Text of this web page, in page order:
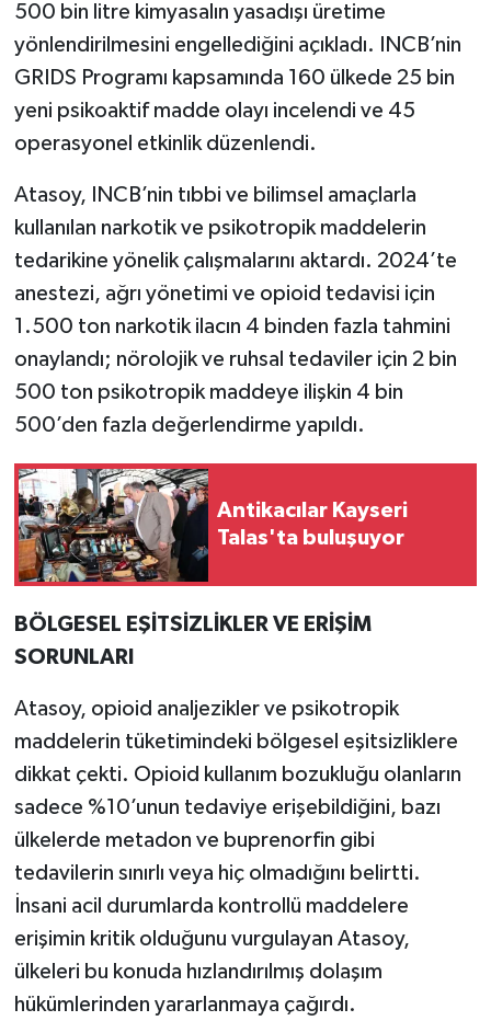
500 bin litre kimyasalın yasadışı üretime
yönlendirilmesini engellediğini açıkladı. INCB’nin
GRIDS Programı kapsamında 160 ülkede 25 bin
yeni psikoaktif madde olayı incelendi ve 45
operasyonel etkinlik düzenlendi.
Atasoy, INCB’nin tıbbi ve bilimsel amaçlarla
kullanılan narkotik ve psikotropik maddelerin
tedarikine yönelik çalışmalarını aktardı. 2024’te
anestezi, ağrı yönetimi ve opioid tedavisi için
1.500 ton narkotik ilacın 4 binden fazla tahmini
onaylandı; nörolojik ve ruhsal tedaviler için 2 bin
500 ton psikotropik maddeye ilişkin 4 bin
500’den fazla değerlendirme yapıldı.
Antikacılar Kayseri
Talas'ta buluşuyor
BÖLGESEL EŞİTSİZLİKLER VE ERİŞİM
SORUNLARI
Atasoy, opioid analjezikler ve psikotropik
maddelerin tüketimindeki bölgesel eşitsizliklere
dikkat çekti. Opioid kullanım bozukluğu olanların
sadece %10’unun tedaviye erişebildiğini, bazı
ülkelerde metadon ve buprenorfin gibi
tedavilerin sınırlı veya hiç olmadığını belirtti.
İnsani acil durumlarda kontrollü maddelere
erişimin kritik olduğunu vurgulayan Atasoy,
ülkeleri bu konuda hızlandırılmış dolaşım
hükümlerinden yararlanmaya çağırdı.